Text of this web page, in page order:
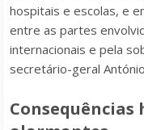
hospitais e escolas, e
entre as partes
internacionais e pela
secretário-geral